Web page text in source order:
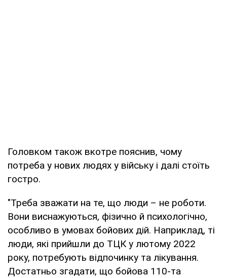
Головком також вкотре пояснив, чому
потреба у нових людях у війську і далі стоїть
гостро.
"Треба зважати на те, що люди – не роботи.
Вони виснажуються, фізично й психологічно,
особливо в умовах бойових дій. Наприклад, ті
люди, які прийшли до ТЦК у лютому 2022
року, потребують відпочинку та лікування.
Достатньо згадати, що бойова 110-та